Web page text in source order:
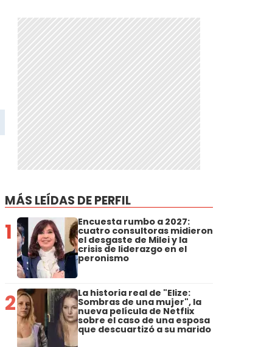
MÁS LEÍDAS DE PERFIL
1 Encuesta rumbo a 2027:
cuatro consultoras midieron
el desgaste de Milei y la
crisis de liderazgo en el
peronismo
2 La historia real de "Elize:
Sombras de una mujer", la
nueva película de Netflix
sobre el caso de una esposa
que descuartizó a su marido